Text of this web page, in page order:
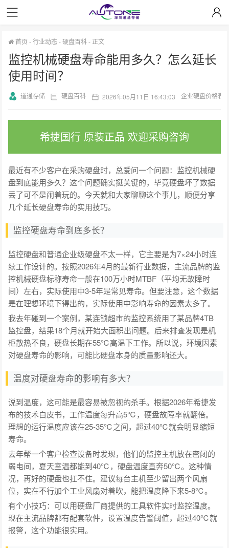
首页 -行业动态-硬盘百科- 正文
监控机械硬盘寿命能用多久？怎么延长
使用时间？
道通存储 硬盘百科 2026年05月11日 16:43:03 企业硬盘价格表
希捷国行 原装正品 欢迎采购咨询
最近有不少客户在采购硬盘时，总爱问一个问题：监控机械硬
盘到底能用多久？这个问题确实挺关键的，毕竟硬盘坏了数据
丢了可不是闹着玩的。今天就和大家聊聊这个事儿，顺便分享
几个延长硬盘寿命的实用技巧。
监控硬盘寿命到底多长？
监控硬盘和普通企业级硬盘不太一样，它主要是为7×24小时连
续工作设计的。按照2026年4月的最新行业数据，主流品牌的监
控机械硬盘标称寿命一般在100万小时MTBF（平均无故障时
间）左右，实际使用中3-5年是常见寿命。但要注意，这个数据
是在理想环境下得出的，实际使用中影响寿命的因素太多了。
我去年碰到一个案例，某连锁超市的监控系统用了某品牌4TB
监控盘，结果18个月就开始大面积出问题。后来排查发现是机
柜散热不良，硬盘长期在55℃高温下工作。所以说，环境因素
对硬盘寿命的影响，可能比硬盘本身的质量影响还大。
温度对硬盘寿命的影响有多大？
说到温度，这可能是最容易被忽视的杀手。根据2026年希捷发
布的技术白皮书，工作温度每升高5℃，硬盘故障率就翻倍。
理想的运行温度应该在25-35℃之间，超过40℃就会明显缩短
寿命。
去年帮一个客户检查设备时发现，他们的监控主机放在密闭的
弱电间，夏天室温都能到40℃，硬盘温度直奔50℃。这种情
况，再好的硬盘也扛不住。建议每台主机至少留出两个风扇
位，实在不行加个工业风扇对着吹，能把温度降下来5-8℃。
有个小技巧：可以用硬盘厂商提供的工具软件实时监控温度。
现在主流品牌都有配套软件，设置温度告警阈值，超过40℃就
报警，这个功能很实用。